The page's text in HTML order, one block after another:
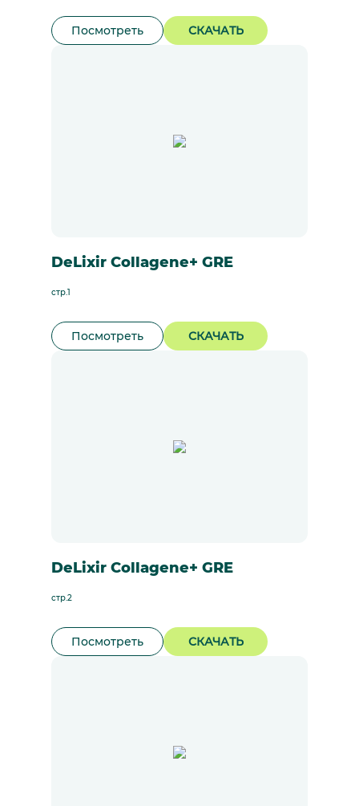
Посмотреть СКАЧАТЬ
DeLixir Collagene+ GRE
стр.1
Посмотреть СКАЧАТЬ
DeLixir Collagene+ GRE
стр.2
Посмотреть СКАЧАТЬ